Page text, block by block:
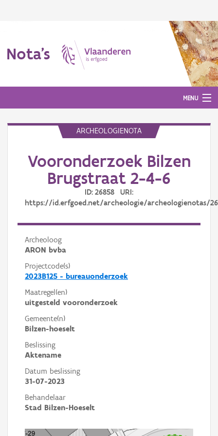
Nota's
MENU
Aanmelden
ARCHEOLOGIENOTA
Vooronderzoek Bilzen
Brugstraat 2-4-6
ID: 26858 URI:
https://id.erfgoed.net/archeologie/archeologienotas/
Archeoloog
ARON bvba
Projectcode(s)
2023B125 - bureauonderzoek
Maatregel(en)
uitgesteld vooronderzoek
Gemeente(n)
Bilzen-hoeselt
Beslissing
Aktename
Datum beslissing
31-07-2023
Behandelaar
Stad Bilzen-Hoeselt